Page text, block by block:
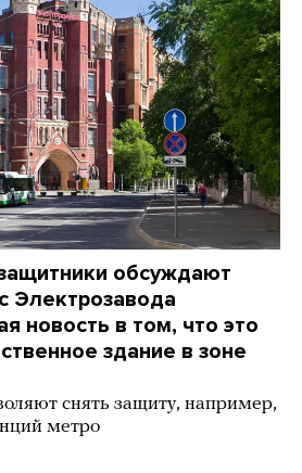
обсуждают
Электрозавода
новость в том, что это
здание в зоне
снять защиту, например,
метро